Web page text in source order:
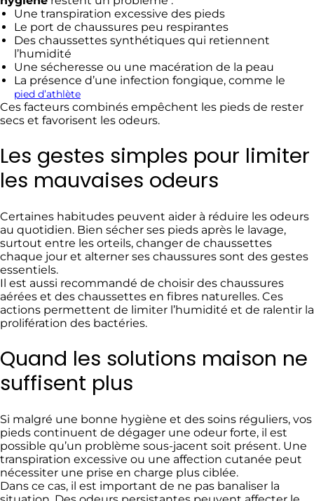
Une transpiration excessive des pieds
Le port de chaussures peu respirantes
Des chaussettes synthétiques qui retiennent
l’humidité
Une sécheresse ou une macération de la peau
La présence d’une infection fongique, comme le
pied d’athlète
Ces facteurs combinés empêchent les pieds de rester
secs et favorisent les odeurs.
Les gestes simples pour limiter
les mauvaises odeurs
Certaines habitudes peuvent aider à réduire les odeurs
au quotidien. Bien sécher ses pieds après le lavage,
surtout entre les orteils, changer de chaussettes
chaque jour et alterner ses chaussures sont des gestes
essentiels.
Il est aussi recommandé de choisir des chaussures
aérées et des chaussettes en fibres naturelles. Ces
actions permettent de limiter l’humidité et de ralentir la
prolifération des bactéries.
Quand les solutions maison ne
suffisent plus
Si malgré une bonne hygiène et des soins réguliers, vos
pieds continuent de dégager une odeur forte, il est
possible qu’un problème sous-jacent soit présent. Une
transpiration excessive ou une affection cutanée peut
nécessiter une prise en charge plus ciblée.
Dans ce cas, il est important de ne pas banaliser la